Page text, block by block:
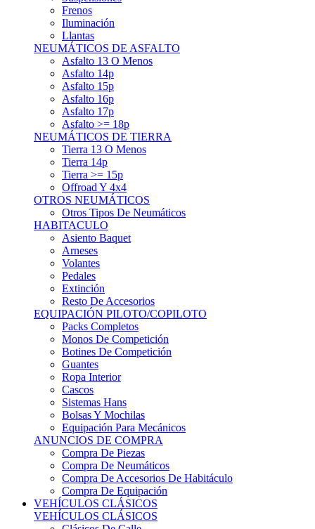
Frenos
Iluminación
Llantas
NEUMÁTICOS DE ASFALTO
Asfalto 13 O Menos
Asfalto 14p
Asfalto 15p
Asfalto 16p
Asfalto 17p
Asfalto >= 18p
NEUMÁTICOS DE TIERRA
Tierra 13 O Menos
Tierra 14p
Tierra >= 15p
Offroad Y 4x4
OTROS NEUMÁTICOS
Otros Tipos De Neumáticos
HABITACULO
Asiento Baquet
Arneses
Volantes
Pedales
Extinción
Resto De Accesorios
EQUIPACIÓN PILOTO/COPILOTO
Packs Completos
Monos De Competición
Botines De Competición
Guantes
Ropa Interior
Cascos
Sistemas Hans
Bolsas Y Mochilas
Equipación Para Mecánicos
ANUNCIOS DE COMPRA
Compra De Piezas
Compra De Neumáticos
Compra De Accesorios De Habitáculo
Compra De Equipación
VEHÍCULOS CLÁSICOS
VEHÍCULOS CLÁSICOS